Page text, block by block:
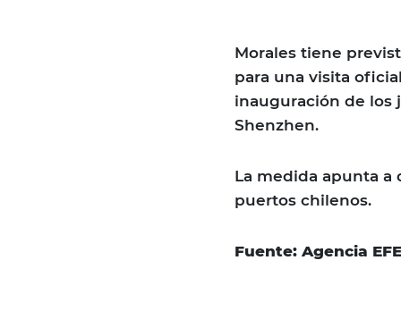
Morales tiene
para una visita
inauguración de los
Shenzhen.
La medida apunta a
puertos chilenos.
Fuente: Agencia EFE